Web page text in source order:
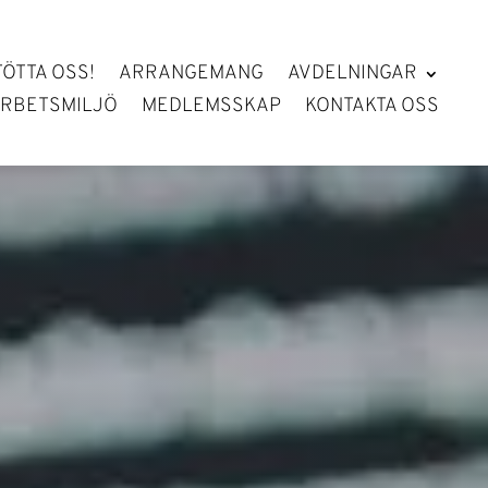
OSS! ARRANGEMANG
AVDELNINGAR
MEDLEMSSKAP KONTAKTA OSS